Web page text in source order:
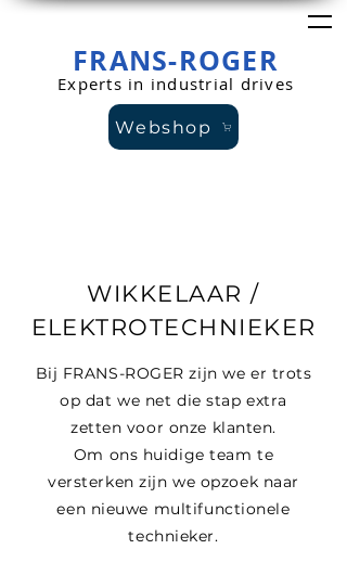
FRANS-ROGER
Experts in industrial drives
Webshop
WIKKELAAR /
ELEKTROTECHNIEKER
Bij FRANS-ROGER zijn we er trots
op dat we net die stap extra
zetten voor onze klanten.
Om ons huidige team te
versterken zijn we opzoek naar
een nieuwe multifunctionele
technieker.